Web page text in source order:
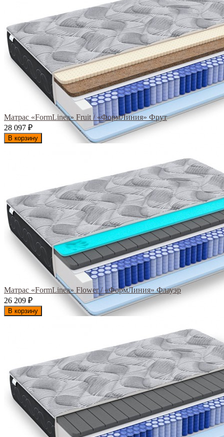
Матрас «FormLinea» Fruit / «ФормЛиния» Фрут
28 097 ₽
В корзину
Матрас «FormLinea» Flower / «ФормЛиния» Флауэр
26 209 ₽
В корзину